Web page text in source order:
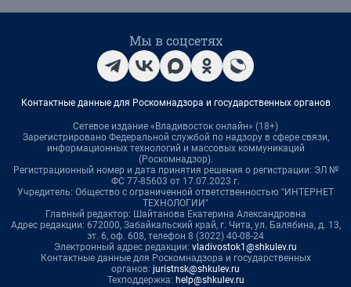
Мы в соцсетях
Контактные данные для Роскомнадзора и государственных органов
Сетевое издание «Владивосток онлайн» (18+)
Зарегистрировано Федеральной службой по надзору в сфере связи,
информационных технологий и массовых коммуникаций
(Роскомнадзор).
Регистрационный номер и дата принятия решения о регистрации: ЭЛ №
ФС 77-85603 от 17.07.2023 г.
Учредитель: Общество с ограниченной ответственностью "ИНТЕРНЕТ
ТЕХНОЛОГИИ"
Главный редактор: Шайтанова Екатерина Александровна
Адрес редакции: 672000, Забайкальский край, г. Чита, ул. Балябина, д. 13,
эт. 6, оф. 608, телефон 8 (3022) 40-08-24
Электронный адрес редакции: vladivostok1@shkulev.ru
Контактные данные для Роскомнадзора и государственных
органов: juristnsk@shkulev.ru
Техподдержка: help@shkulev.ru